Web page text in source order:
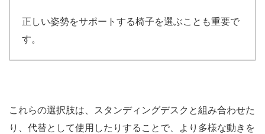
正しい姿勢をサポートする椅子を選ぶことも重要で
す。
これらの選択肢は、スタンディングデスクと組み合わせた
り、代替として使用したりすることで、より多様な動きを